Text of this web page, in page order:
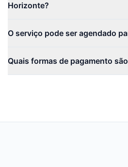
Horizonte?
O serviço pode ser agendado
Quais formas de pagamento